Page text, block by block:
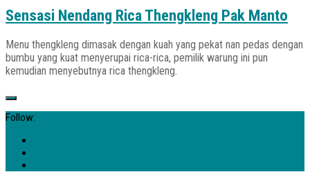
Sensasi Nendang Rica Thengkleng Pak Manto
Menu thengkleng dimasak dengan kuah yang pekat nan pedas dengan
bumbu yang kuat menyerupai rica-rica, pemilik warung ini pun
kemudian menyebutnya rica thengkleng.
Follow: